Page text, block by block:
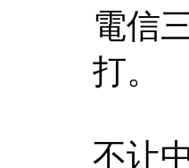
電信
打。
不让